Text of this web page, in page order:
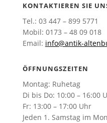
KONTAKTIEREN SIE
Tel.: 03 447 – 899 5771
Mobil: 0173 – 48 09 018
Email: info@antik-
ÖFFNUNGSZEITEN
Montag: Ruhetag
Di bis Do: 10:00 – 16:00
Fr: 13:00 – 17:00 Uhr
Jeden 1. Samstag im